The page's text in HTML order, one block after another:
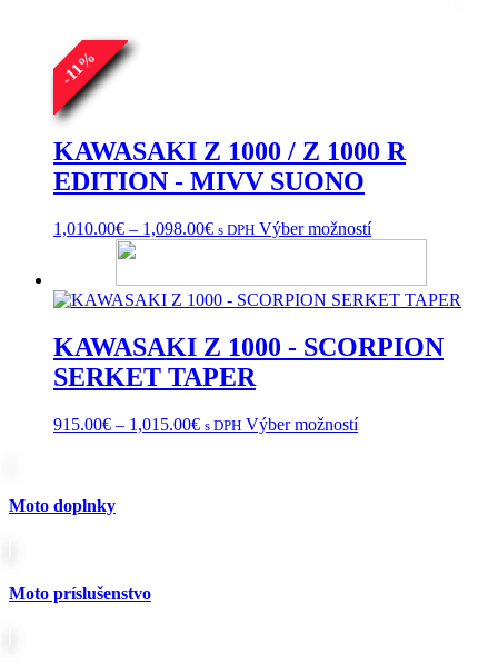
-
11
%
KAWASAKI Z 1000 / Z 1000 R
EDITION - MIVV SUONO
1,010.00€ – 1,098.00€Price
through
1,098.00€
s DPH Výber možnostíTento
viacero
variantov.
si
KAWASAKI Z 1000 - SCORPION
SERKET TAPER
915.00€ – 1,015.00€Price
s DPH Výber možnostíTento
Moto doplnky
Moto príslušenstvo